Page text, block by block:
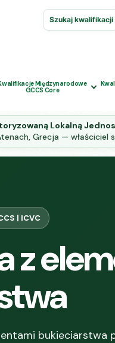
Szukaj kwalifikacji
Międzynarodowe
GCCS Core
Lokalną
Grecja — właściciel
| ICVC
z